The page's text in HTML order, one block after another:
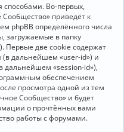
Во-первых,
Сообщество» приведёт к
phpBB определённого числа
загружаемые в папку
Первые две cookie содержат
(в дальнейшем «user-id») и
дальнейшем «session-id»),
обеспечением
просмотра одной из тем
Сообщество» и будет
о прочтённых вами
работы с форумами.